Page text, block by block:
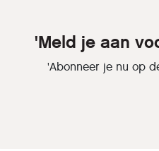
'Meld je aan
'Abonneer je nu op